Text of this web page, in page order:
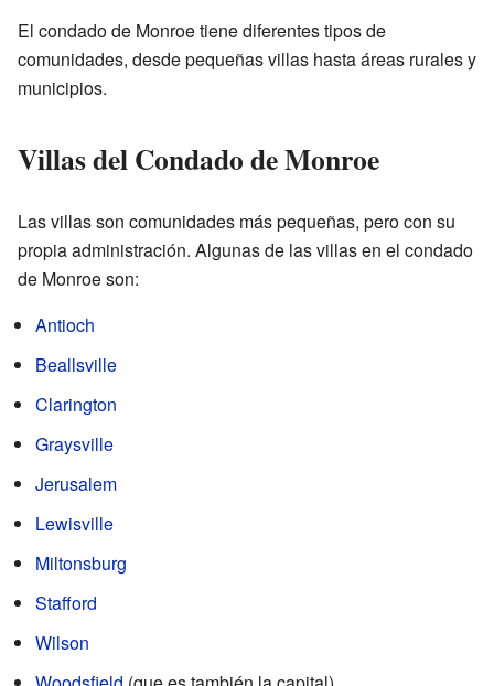
El condado de Monroe tiene diferentes tipos de
comunidades, desde pequeñas villas hasta áreas rurales y
municipios.
Villas del Condado de Monroe
Las villas son comunidades más pequeñas, pero con su
propia administración. Algunas de las villas en el condado
de Monroe son:
Antioch
Beallsville
Clarington
Graysville
Jerusalem
Lewisville
Miltonsburg
Stafford
Wilson